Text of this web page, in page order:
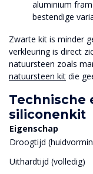
aluminium
bestendige
Zwarte kit is minder
verkleuring is direct
natuursteen zoals
natuursteen kit die
Technische
siliconenkit
Eigenschap
Droogtijd
Uithardtijd (volledig)